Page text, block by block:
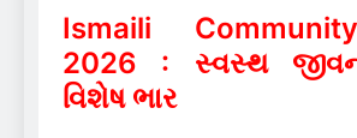
Ismaili
2026 : સ્વસ્થ
વિશેષ ભાર